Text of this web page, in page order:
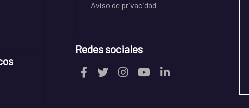
Aviso de privacidad
Redes sociales